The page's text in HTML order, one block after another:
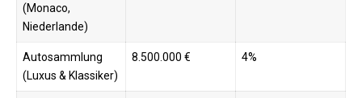
(Monaco,
Niederlande)
Autosammlung
(Luxus & Klassiker)
8.500.000 € 4%